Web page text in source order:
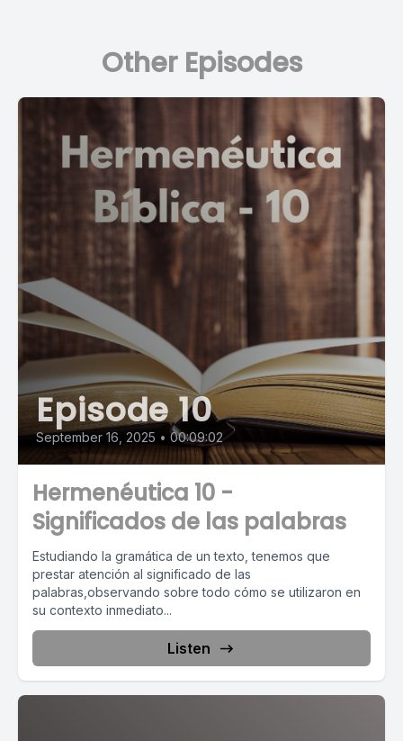
Other Episodes
Episode 10
September 16, 2025 • 00:09:02
Hermenéutica 10 -
Significados de las palabras
Estudiando la gramática de un texto, tenemos que
prestar atención al significado de las
palabras,observando sobre todo cómo se utilizaron en
su contexto inmediato...
Listen